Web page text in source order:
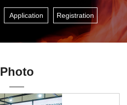
Application Registration
Photo